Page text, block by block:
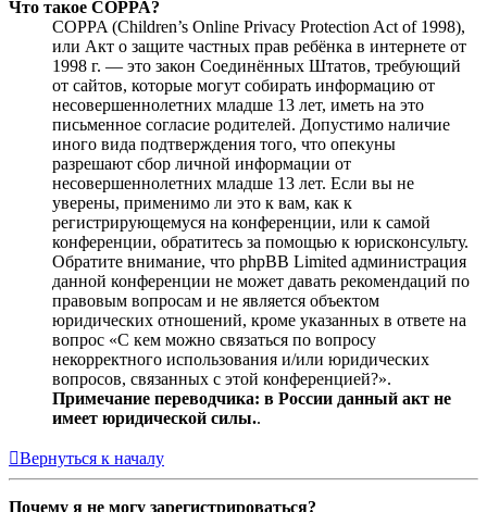
Что такое COPPA?
COPPA (Children’s Online Privacy Protection Act of 1998),
или Акт о защите частных прав ребёнка в интернете от
1998 г. — это закон Соединённых Штатов, требующий
от сайтов, которые могут собирать информацию от
несовершеннолетних младше 13 лет, иметь на это
письменное согласие родителей. Допустимо наличие
иного вида подтверждения того, что опекуны
разрешают сбор личной информации от
несовершеннолетних младше 13 лет. Если вы не
уверены, применимо ли это к вам, как к
регистрирующемуся на конференции, или к самой
конференции, обратитесь за помощью к юрисконсульту.
Обратите внимание, что phpBB Limited администрация
данной конференции не может давать рекомендаций по
правовым вопросам и не является объектом
юридических отношений, кроме указанных в ответе на
вопрос «С кем можно связаться по вопросу
некорректного использования и/или юридических
вопросов, связанных с этой конференцией?».
Примечание переводчика: в России данный акт не
имеет юридической силы..
Вернуться к началу
Почему я не могу зарегистрироваться?